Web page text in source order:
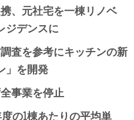
、元社宅を一棟リノベ
ジデンスに
査を参考にキッチンの新
」を開発
事業を停止
の1棟あたりの平均単